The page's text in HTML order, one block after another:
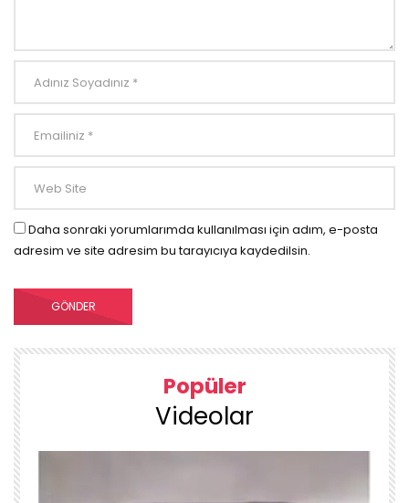
Daha sonraki yorumlarımda kullanılması için adım, e-posta
adresim ve site adresim bu tarayıcıya kaydedilsin.
Popüler
Videolar